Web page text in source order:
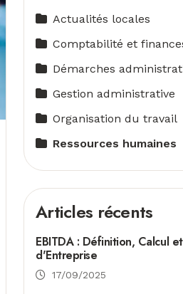
Actualités locales
Comptabilité et
Démarches
Gestion administrative
Organisation du travail
Ressources humaines
Articles récents
EBITDA : Définition, Calcul
d'Entreprise
17/09/2025